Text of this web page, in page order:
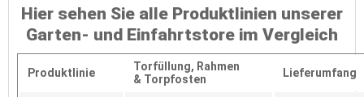
Hier sehen Sie alle Produktlinien unserer
Garten- und Einfahrtstore im Vergleich
Produktlinie Torfüllung, Rahmen
& Torpfosten Lieferumfang